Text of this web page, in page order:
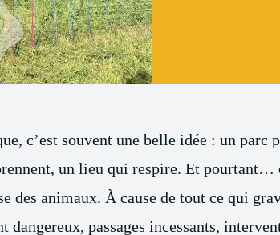
c’est souvent une belle idée : un parc
un lieu qui respire. Et pourtant…
des animaux. À cause de tout ce qui
dangereux, passages incessants,